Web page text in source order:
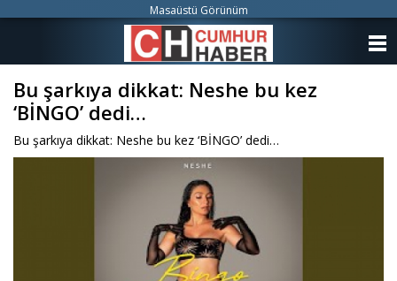
Bu şarkıya dikkat: Neshe bu kez
‘BİNGO’ dedi…
Bu şarkıya dikkat: Neshe bu kez ‘BİNGO’ dedi…
Masaüstü Görünüm
KATEGORİLER